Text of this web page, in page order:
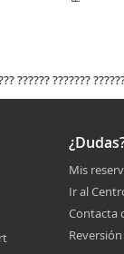
?????? ???????
Mis
Ir al
Contacta